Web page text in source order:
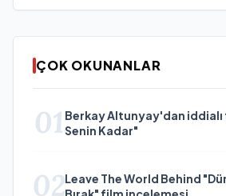
ÇOK OKUNANLAR
01 Berkay Altunyay'dan
Senin Kadar"
02Leave The World Behind "Dünyayı Ardında